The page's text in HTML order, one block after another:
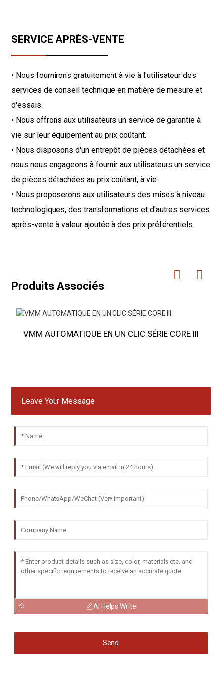
SERVICE APRÈS-VENTE
• Nous fournirons gratuitement à vie à l'utilisateur des
services de conseil technique en matière de mesure et
d'essais.
• Nous offrons aux utilisateurs un service de garantie à
vie sur leur équipement au prix coûtant.
• Nous disposons d'un entrepôt de pièces détachées et
nous nous engageons à fournir aux utilisateurs un service
de pièces détachées au prix coûtant, à vie.
• Nous proposerons aux utilisateurs des mises à niveau
technologiques, des transformations et d'autres services
après-vente à valeur ajoutée à des prix préférentiels.
Produits Associés
VMM AUTOMATIQUE EN UN CLIC SÉRIE CORE III
Leave Your Message
AI Helps Write
Send